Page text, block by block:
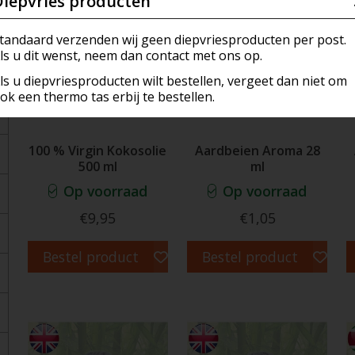
Vlees
Zoetwaren
Zuivel
Sauzen & Marinades
Vlees & Hotdogs
Vis & Schaaldieren
Koekjes & Snoep
Producten
Hollands
& Dispensers
en manden
& Fondue
& Luchtverfrisser
Own Creations (ROC)
& Accesoires
verzenden wij geen diepvriesproducten per post.
u dit wenst, neem dan contact met ons op.
u diepvriesproducten wilt bestellen, vergeet dan niet om
een thermo tas erbij te bestellen.
100 % Virgin Kokosolie
500 ml
Op voorraad
€9,95
Bestel product
Aardbeien Aroma 28
ml
Op voorraad
€1,05
Bestel product